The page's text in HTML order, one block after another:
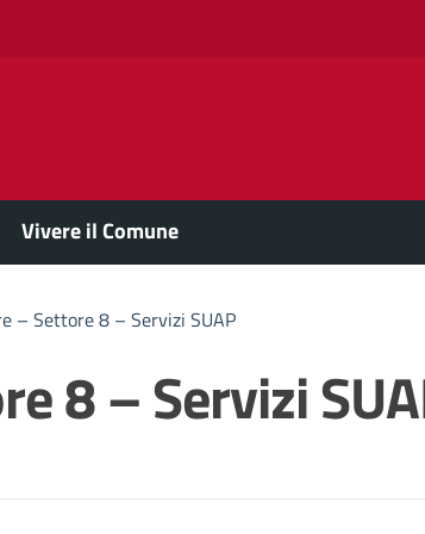
Vivere il Comune
– Settore 8 – Servizi SUAP
8 – Servizi